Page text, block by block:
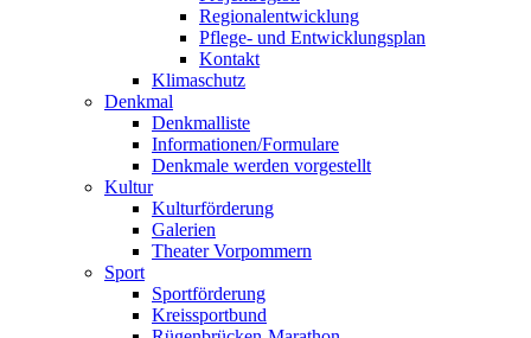
Regionalentwicklung
Pflege- und Entwicklungsplan
Kontakt
Klimaschutz
Denkmal
Denkmalliste
Informationen/Formulare
Denkmale werden vorgestellt
Kultur
Kulturförderung
Galerien
Theater Vorpommern
Sport
Sportförderung
Kreissportbund